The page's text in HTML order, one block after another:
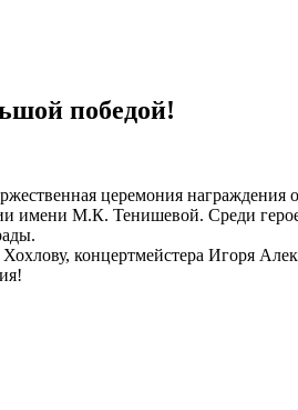
победой!
церемония
М.К. Тенишевой. Среди
концертмейстера Игоря